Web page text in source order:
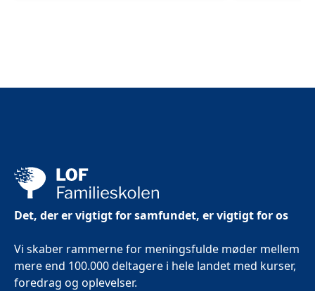
Det, der er vigtigt for samfundet, er vigtigt for os
Vi skaber rammerne for meningsfulde møder mellem
mere end 100.000 deltagere i hele landet med kurser,
foredrag og oplevelser.